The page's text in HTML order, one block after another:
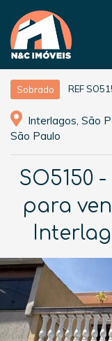
Sobrado REF
Interlagos, São
São Paulo
SO5150
para